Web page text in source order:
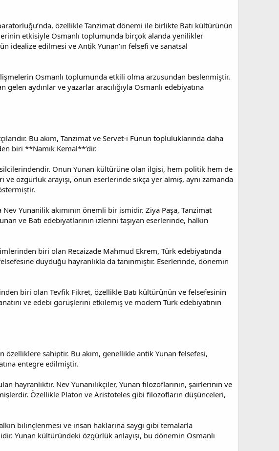
özellikle Tanzimat dönemi ile birlikte Batı kültürünün
etkisiyle Osmanlı toplumunda birçok alanda yenilikler
idealize edilmesi ve Antik Yunan’ın felsefi ve sanatsal
Osmanlı toplumunda etkili olma arzusundan beslenmiştir.
aydınlar ve yazarlar aracılığıyla Osmanlı edebiyatına
Bu akım, Tanzimat ve Servet-i Fünun topluluklarında daha
biri **Namık Kemal**’dir.
Onun Yunan kültürüne olan ilgisi, hem politik hem de
özgürlük arayışı, onun eserlerinde sıkça yer almış, aynı zamanda
Yunanilik akımının önemli bir ismidir. Ziya Paşa, Tanzimat
ve Batı edebiyatlarının izlerini taşıyan eserlerinde, halkın
biri olan Recaizade Mahmud Ekrem, Türk edebiyatında
duyduğu hayranlıkla da tanınmıştır. Eserlerinde, dönemin
biri olan Tevfik Fikret, özellikle Batı kültürünün ve felsefesinin
ve edebi görüşlerini etkilemiş ve modern Türk edebiyatının
sahiptir. Bu akım, genellikle antik Yunan felsefesi,
entegre edilmiştir.
hayranlıktır. Nev Yunanilikçiler, Yunan filozoflarının, şairlerinin ve
Özellikle Platon ve Aristoteles gibi filozofların düşünceleri,
bilinçlenmesi ve insan haklarına saygı gibi temalarla
Yunan kültüründeki özgürlük anlayışı, bu dönemin Osmanlı